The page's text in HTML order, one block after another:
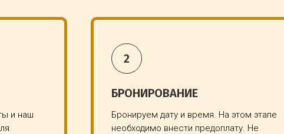
и наш
БРОНИРОВАНИЕ
Бронируем дату и время. На этом этапе
необходимо внести предоплату. Не